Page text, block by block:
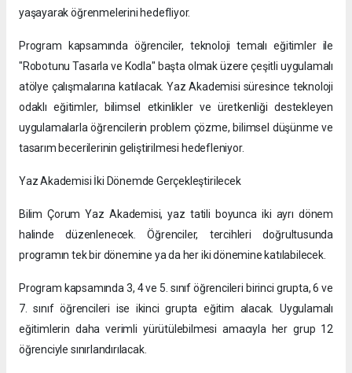
yaşayarak öğrenmelerini hedefliyor.
Program kapsamında öğrenciler, teknoloji temalı eğitimler ile
"Robotunu Tasarla ve Kodla" başta olmak üzere çeşitli uygulamalı
atölye çalışmalarına katılacak. Yaz Akademisi süresince teknoloji
odaklı eğitimler, bilimsel etkinlikler ve üretkenliği destekleyen
uygulamalarla öğrencilerin problem çözme, bilimsel düşünme ve
tasarım becerilerinin geliştirilmesi hedefleniyor.
Yaz Akademisi İki Dönemde Gerçekleştirilecek
Bilim Çorum Yaz Akademisi, yaz tatili boyunca iki ayrı dönem
halinde düzenlenecek. Öğrenciler, tercihleri doğrultusunda
programın tek bir dönemine ya da her iki dönemine katılabilecek.
Program kapsamında 3, 4 ve 5. sınıf öğrencileri birinci grupta, 6 ve
7. sınıf öğrencileri ise ikinci grupta eğitim alacak. Uygulamalı
eğitimlerin daha verimli yürütülebilmesi amacıyla her grup 12
öğrenciyle sınırlandırılacak.